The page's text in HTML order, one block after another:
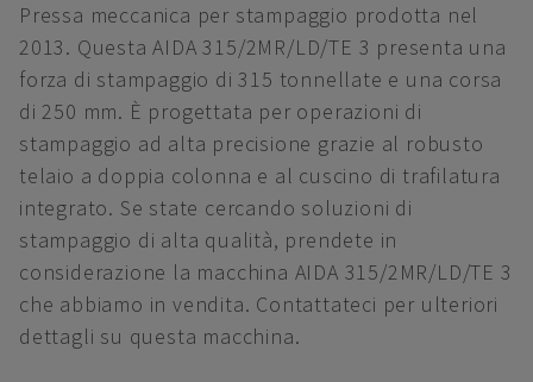
Pressa meccanica per stampaggio prodotta nel
2013. Questa AIDA 315/2MR/LD/TE 3 presenta una
forza di stampaggio di 315 tonnellate e una corsa
di 250 mm. È progettata per operazioni di
stampaggio ad alta precisione grazie al robusto
telaio a doppia colonna e al cuscino di trafilatura
integrato. Se state cercando soluzioni di
stampaggio di alta qualità, prendete in
considerazione la macchina AIDA 315/2MR/LD/TE 3
che abbiamo in vendita. Contattateci per ulteriori
dettagli su questa macchina.